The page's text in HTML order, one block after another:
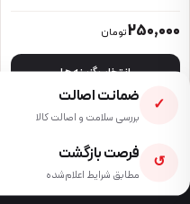
250,000تومان
انتخاب گزینه ها
این محصول دارای انواع
✓ ضمانت اصالت
بررسی سلامت و اصالت کالا
↺ فرصت بازگشت
مطابق شرایط اعلام‌شده